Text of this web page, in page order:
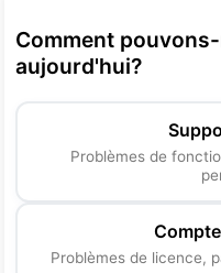
Comment
aujourd'hui?
Problèmes de
Problèmes de licence,